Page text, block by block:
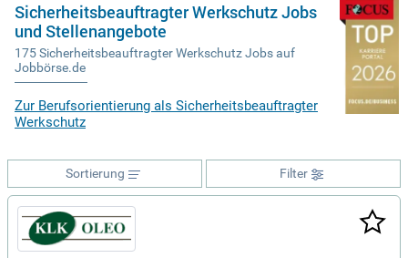
Sicherheitsbeauftragter Werkschutz Jobs
und Stellenangebote
175 Sicherheitsbeauftragter Werkschutz Jobs auf
Jobbörse.de
Zur Berufsorientierung als Sicherheitsbeauftragter
Werkschutz
Filter
Sortierung